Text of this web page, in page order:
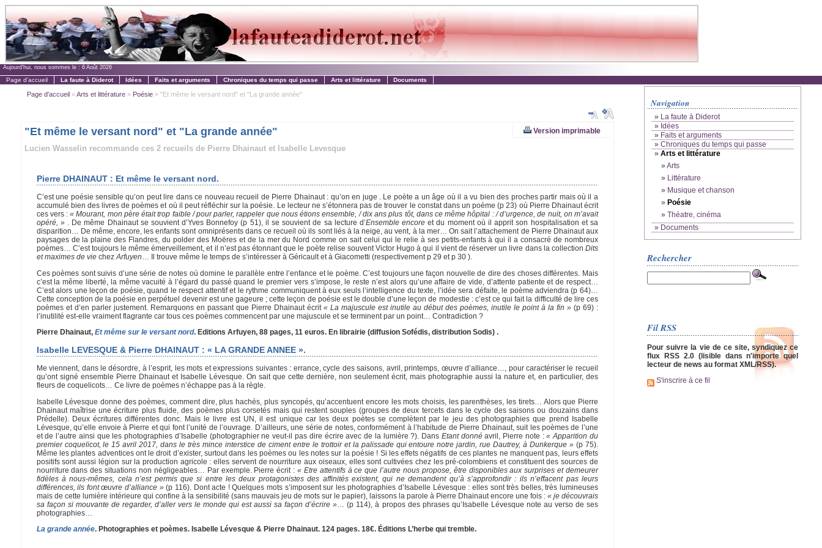
Aujourd'hui, nous sommes le : 6 Août 2026
Page d'accueil La faute à Diderot Idées Faits et arguments Chroniques du temps qui passe Arts et littérature Documents
Page d'accueil»Arts et littérature» Poésie» "Et même le versant nord" et "La grande année"
Version imprimable
"Et même le versant nord" et "La grande année"
Lucien Wasselin recommande ces 2 recueils de Pierre Dhainaut et Isabelle Levesque
Pierre DHAINAUT : Et même le versant nord.
C’est une poésie sensible qu’on peut lire dans ce nouveau recueil de Pierre Dhainaut : qu’on en juge . Le poète a un âge où il a vu bien des proches partir mais où il a
accumulé bien des livres de poèmes et où il peut réfléchir sur la poésie. Le lecteur ne s’étonnera pas de trouver le constat dans un poème (p 23) où Pierre Dhainaut écrit
ces vers :« Mourant, mon père était trop faible / pour parler, rappeler que nous étions ensemble, / dix ans plus tôt, dans ce même hôpital : / d’urgence, de nuit, on m’avait
opéré, ». De même Dhainaut se souvient d’Yves Bonnefoy (p 51), il se souvient de sa lecture d’Ensemble encore et du moment où il apprit son hospitalisation et sa
disparition… De même, encore, les enfants sont omniprésents dans ce recueil où ils sont liés à la neige, au vent, à la mer… On sait l’attachement de Pierre Dhainaut aux
paysages de la plaine des Flandres, du polder des Moëres et de la mer du Nord comme on sait celui qui le relie à ses petits-enfants à qui il a consacré de nombreux
poèmes… C’est toujours le même émerveillement, et il n’est pas étonnant que le poète relise souvent Victor Hugo à qui il vient de réserver un livre dans la collection Dits
et maximes de viechezArfuyen… Il trouve même le temps de s’intéresser à Géricault et à Giacometti (respectivement p 29 et p 30 ).
Ces poèmes sont suivis d’une série de notes où domine le parallèle entre l’enfance et le poème. C’est toujours une façon nouvelle de dire des choses différentes. Mais
c’est la même liberté, la même vacuité à l’égard du passé quand le premier vers s’impose, le reste n’est alors qu’une affaire de vide, d’attente patiente et de respect…
C’est alors une leçon de poésie, quand le respect attentif et le rythme communiquent à eux seuls l’intelligence du texte, l’idée sera défaite, le poème adviendra (p 64)…
Cette conception de la poésie en perpétuel devenir est une gageure ; cette leçon de poésie est le double d’une leçon de modestie : c’est ce qui fait la difficulté de lire ces
poèmes et d’en parler justement. Remarquons en passant que Pierre Dhainaut écrit « La majuscule est inutile au début des poèmes, inutile le point à la fin » (p 69) :
l’inutilité est-elle vraiment flagrante car tous ces poèmes commencent par une majuscule et se terminent par un point… Contradiction ?
Pierre Dhainaut, Et même sur le versant nord. Editions Arfuyen, 88 pages, 11 euros. En librairie (diffusion Sofédis, distribution Sodis) .
Isabelle LEVESQUE & Pierre DHAINAUT : « LA GRANDE ANNEE ».
Me viennent, dans le désordre, à l’esprit, les mots et expressions suivantes : errance, cycle des saisons, avril, printemps, œuvre d’alliance…, pour caractériser le recueil
qu’ont signé ensemble Pierre Dhainaut et Isabelle Lévesque. On sait que cette dernière, non seulement écrit, mais photographie aussi la nature et, en particulier, des
fleurs de coquelicots… Ce livre de poèmes n’échappe pas à la règle.
Isabelle Lévesque donne des poèmes, comment dire, plus hachés, plus syncopés, qu’accentuent encore les mots choisis, les parenthèses, les tirets… Alors que Pierre
Dhainaut maîtrise une écriture plus fluide, des poèmes plus corsetés mais qui restent souples (groupes de deux tercets dans le cycle des saisons ou douzains dans
Prédelle). Deux écritures différentes donc. Mais le livre est UN, il est unique car les deux poètes se complètent par le jeu des photographies que prend Isabelle
Lévesque, qu’elle envoie à Pierre et qui font l’unité de l’ouvrage. D’ailleurs, une série de notes, conformément à l’habitude de Pierre Dhainaut, suit les poèmes de l’une
et de l’autre ainsi que les photographies d’Isabelle (photographier ne veut-il pas dire écrire avec de la lumière ?). Dans Etant donnéavril, Pierre note :« Apparition du
premier coquelicot, le 15 avril 2017, dans le très mince interstice de ciment entre le trottoir et la palissade qui entoure notre jardin, rue Dautrey, à Dunkerque »(p 75).
Même les plantes adventices ont le droit d’exister, surtout dans les poèmes ou les notes sur la poésie ! Si les effets négatifs de ces plantes ne manquent pas, leurs effets
positifs sont aussi légion sur la production agricole : elles servent de nourriture aux oiseaux, elles sont cultivées chez les pré-colombiens et constituent des sources de
nourriture dans des situations non négligeables… Par exemple. Pierre écrit : « Etre attentifs à ce que l’autre nous propose, être disponibles aux surprises et demeurer
fidèles à nous-mêmes, cela n’est permis que si entre les deux protagonistes des affinités existent, qui ne demandent qu’à s’approfondir : ils n’effacent pas leurs
différences, ils font œuvre d’alliance »(p 116). Dont acte ! Quelques mots s’imposent sur les photographies d’Isabelle Lévesque : elles sont très belles, très lumineuses
mais de cette lumière intérieure qui confine à la sensibilité (sans mauvais jeu de mots sur le papier), laissons la parole à Pierre Dhainaut encore une fois : « je découvrais
sa façon si mouvante de regarder, d’aller vers le monde qui est aussi sa façon d’écrire » … (p 114), à propos des phrases qu’Isabelle Lévesque note au verso de ses
photographies…
La grande année. Photographies et poèmes. Isabelle Lévesque & Pierre Dhainaut. 124 pages. 18€. Éditions L’herbe qui tremble.
Navigation
» La faute à Diderot
» Idées
» Faits et arguments
» Chroniques du temps qui passe
» Arts et littérature
»Arts
» Littérature
» Musique et chanson
» Poésie
» Théatre, cinéma
» Documents
Rechercher
Fil RSS
Pour suivre la vie de ce site, syndiquez ce
flux RSS 2.0 (lisible dans n'importe quel
lecteur de news au format XML/RSS).
S'inscrire à ce fil